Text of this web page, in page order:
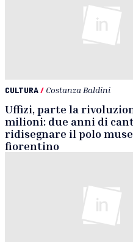
CULTURA/ Costanza Baldini
Uffizi, parte la
milioni: due anni di
ridisegnare il polo
fiorentino